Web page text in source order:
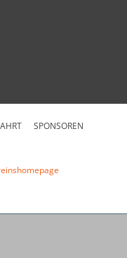
SPONSOREN